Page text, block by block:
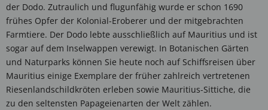
der Dodo. Zutraulich und flugunfähig wurde er schon 1690
frühes Opfer der Kolonial-Eroberer und der mitgebrachten
Farmtiere. Der Dodo lebte ausschließlich auf Mauritius und ist
sogar auf dem Inselwappen verewigt. In Botanischen Gärten
und Naturparks können Sie heute noch auf Schiffsreisen über
Mauritius einige Exemplare der früher zahlreich vertretenen
Riesenlandschildkröten erleben sowie Mauritius-Sittiche, die
zu den seltensten Papageienarten der Welt zählen.